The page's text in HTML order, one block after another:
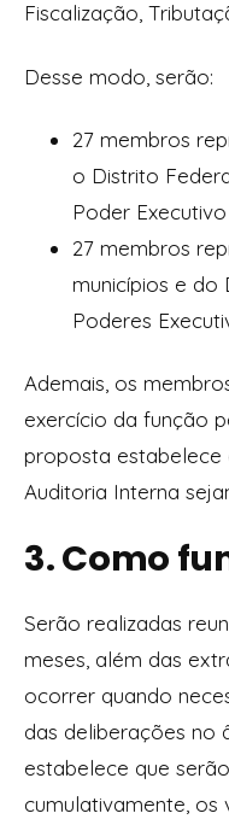
Fiscalização,
Desse modo, serão:
27 membros
o Distrito
Poder
27 membros
municípios e do
Poderes
Ademais, os
exercício da função
proposta estabelece
Auditoria Interna
3. Como
Serão realizadas
meses, além das
ocorrer quando
das deliberações no
estabelece que
cumulativamente, os